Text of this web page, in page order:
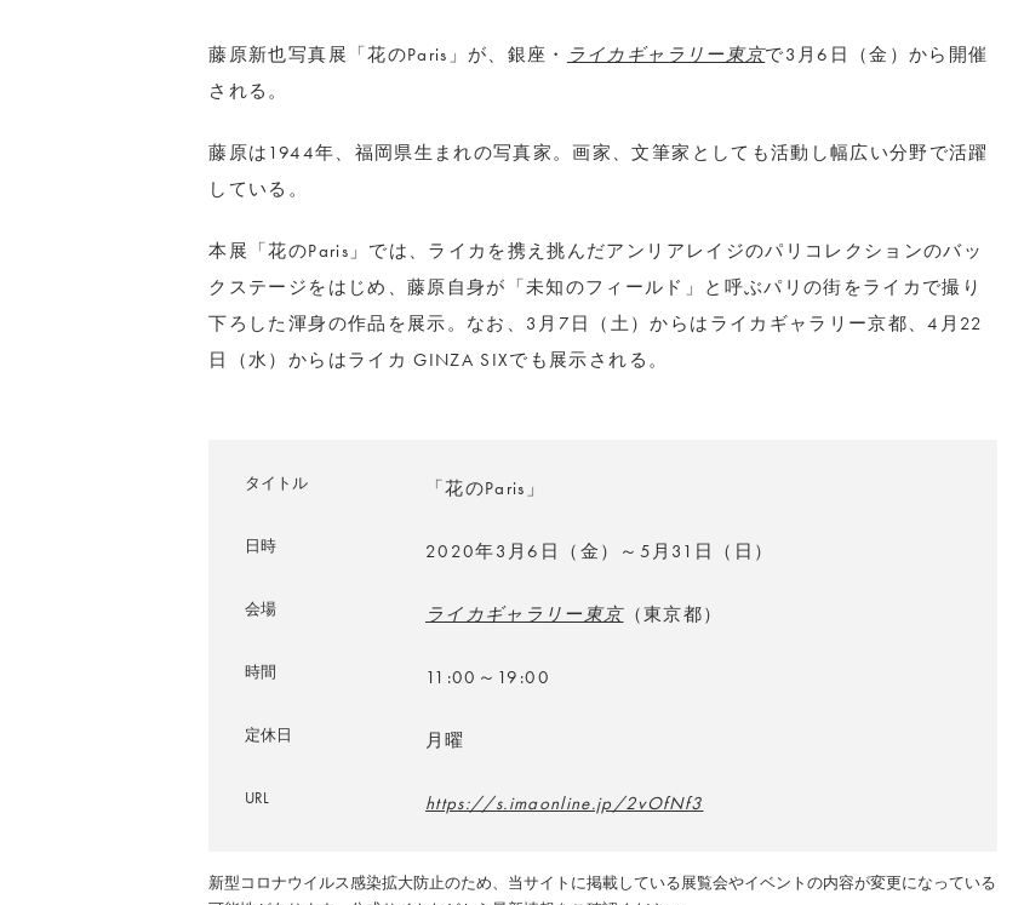
藤原新也写真展「花のParis」が、銀座・ ライカギャラリー東京で3月6日（金）から開催
される。
藤原は1944年、福岡県生まれの写真家。画家、文筆家としても活動し幅広い分野で活躍
している。
本展「花のParis」では、ライカを携え挑んだアンリアレイジのパリコレクションのバッ
クステージをはじめ、藤原自身が「未知のフィールド」と呼ぶパリの街をライカで撮り
下ろした渾身の作品を展示。なお、3月7日（土）からはライカギャラリー京都、4月22
日（水）からはライカ GINZA SIXでも展示される。
タイトル 「花のParis」
日時 2020年3月6日（金）～5月31日（日）
会場 ライカギャラリー東京（東京都）
時間 11:00～19:00
定休日 月曜
URL https://s.imaonline.jp/2vOfNf3
新型コロナウイルス感染拡大防止のため、当サイトに掲載している展覧会やイベントの内容が変更になっている